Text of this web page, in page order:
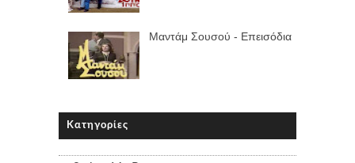
Μαντάμ Σουσού - Επεισόδια
Κατηγορίες